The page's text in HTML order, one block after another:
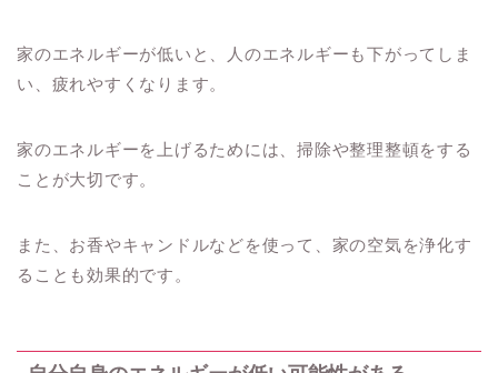
家のエネルギーが低いと、人のエネルギーも下がってしま
い、疲れやすくなります。
家のエネルギーを上げるためには、掃除や整理整頓をする
ことが大切です。
また、お香やキャンドルなどを使って、家の空気を浄化す
ることも効果的です。